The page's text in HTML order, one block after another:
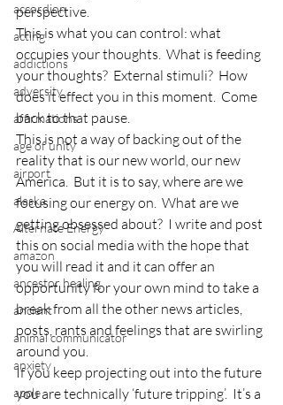
accordion
acting
addictions
adversity
affirmations
age of unity
airport
alaska
Alternate Energy
amazon
ancestor healing
ancient
animal communicator
anxiety
apple
perspective.
This is what you can control: what
occupies your thoughts.  What is feeding
your thoughts?  External stimuli?  How
does it effect you in this moment.  Come
back to that pause.
This is not a way of backing out of the
reality that is our new world, our new
America.  But it is to say, where are we
focusing our energy on.  What are we
getting obsessed about?  I write and post
this on social media with the hope that
you will read it and it can offer an
opportunity for your own mind to take a
break from all the other news articles,
posts, rants and feelings that are swirling
around you.
If you keep projecting out into the future
you are technically ‘future tripping’.  It’s a